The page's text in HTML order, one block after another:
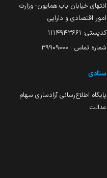
انتهای خیابان باب همایون- وزارت
امور اقتصادی و دارایی
کدپستی: ۱۱۱۴۹۴۳۶۶۱
شماره تماس : 39909000
ستادی
پایگاه اطلاع‌رسانی آزادسازی سهام
عدالت